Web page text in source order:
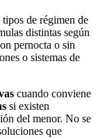
de régimen de
distintas según
pernocta o sin
o sistemas de
cuando conviene
si existen
del menor. No se
que